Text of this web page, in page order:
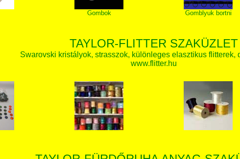
Gombok Gomblyuk bortni
TAYLOR-FLITTER SZAKÜZLET
Swarovski kristályok, strasszok, különleges elasztikus flitterek,
www.flitter.hu